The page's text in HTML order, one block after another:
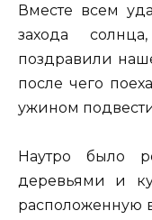
Вместе всем
захода
поздравили
после чего
ужином
Наутро было
деревьями и
расположенную